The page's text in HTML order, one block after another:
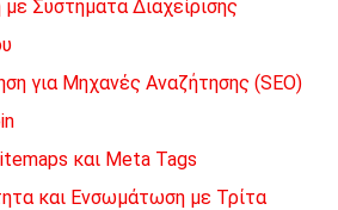
Συστήματα Διαχείρισης
για Μηχανές Αναζήτησης (SEO)
και Meta Tags
και Ενσωμάτωση με Τρίτα